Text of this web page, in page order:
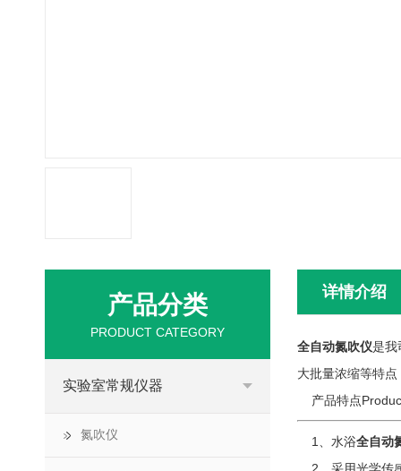
详情介绍
全自动氮吹仪是我
大批量浓缩等特
产品特点
1、水浴全自动
产品分类
PRODUCT CATEGORY
实验室常规仪器
氮吹仪